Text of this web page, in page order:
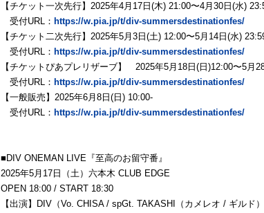
【チケット一次先行】2025年4月17日(木) 21:00〜4月30日(水)
受付URL： https://w.pia.jp/t/div-summersdestinationfes/
【チケット二次先行】2025年5月3日(土) 12:00〜5月14日(水)
受付URL： https://w.pia.jp/t/div-summersdestinationfes/
【チケットぴあプレリザーブ】 2025年5月18日(日)12:00〜5月
受付URL： https://w.pia.jp/t/div-summersdestinationfes/
【一般販売】2025年6月8日(日) 10:00-
受付URL： https://w.pia.jp/t/div-summersdestinationfes/
■DIV ONEMAN LIVE『至高のお留守番』
2025年5月17日（土）六本木 CLUB EDGE
OPEN 18:00 / START 18:30
【出演】DIV（Vo. CHISA / spGt. TAKASHI（カメレオ / ギルド